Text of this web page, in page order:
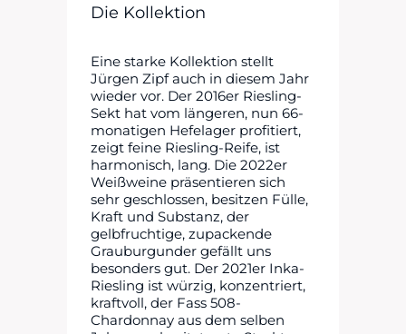
Die Kollektion
Eine starke Kollektion stellt
Jürgen Zipf auch in diesem Jahr
wieder vor. Der 2016er Riesling-
Sekt hat vom längeren, nun 66-
monatigen Hefelager profitiert,
zeigt feine Riesling-Reife, ist
harmonisch, lang. Die 2022er
Weißweine präsentieren sich
sehr geschlossen, besitzen Fülle,
Kraft und Substanz, der
gelbfruchtige, zupackende
Grauburgunder gefällt uns
besonders gut. Der 2021er Inka-
Riesling ist würzig, konzentriert,
kraftvoll, der Fass 508-
Chardonnay aus dem selben